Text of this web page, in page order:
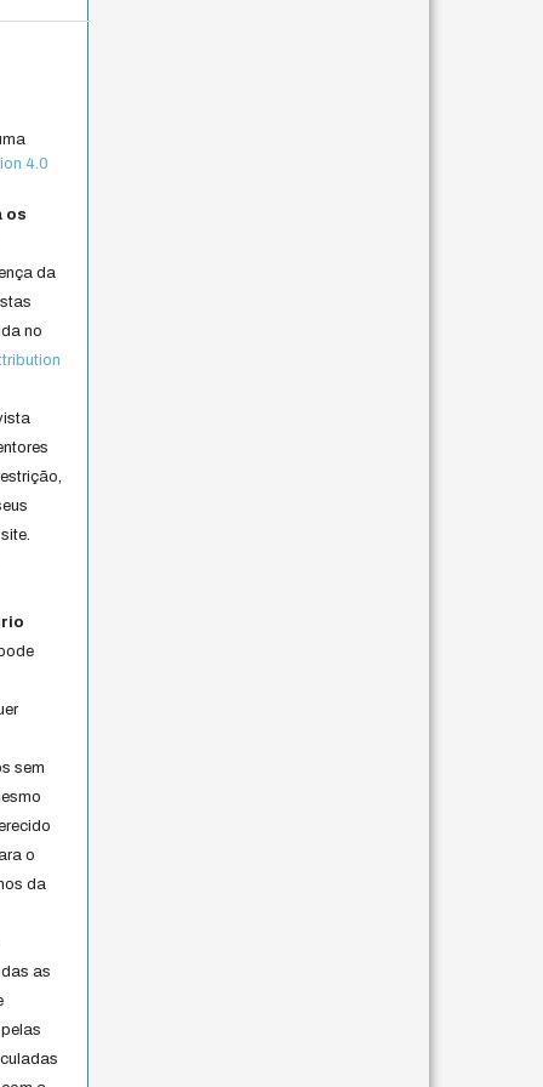
4.0
os
da
no
sem
o
da
as